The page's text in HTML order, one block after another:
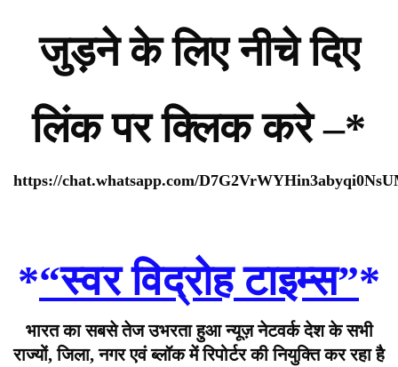
जुड़ने के लिए नीचे दिए
लिंक पर क्लिक करे –*
https://chat.whatsapp.com/
*“स्वर विद्रोह टाइम्स”*
भारत का सबसे तेज उभरता हुआ न्यूज़ नेटवर्क देश के सभी
राज्यों, जिला, नगर एवं ब्लॉक में रिपोर्टर की नियुक्ति कर रहा है